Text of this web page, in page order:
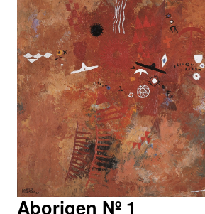
Aborigen Nº 1